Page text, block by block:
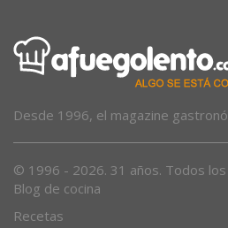
Desde 1996, el magazine
© 1996 - 2026. 31 años. Todos
Blog de cocina
Recetas